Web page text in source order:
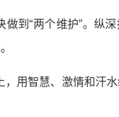
到“两个维护”。纵
用智慧、激情和汗